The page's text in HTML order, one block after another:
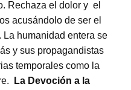
Rechaza el dolor y el
acusándolo de ser el
humanidad entera se
y sus propagandistas
temporales como la
La Devoción a la